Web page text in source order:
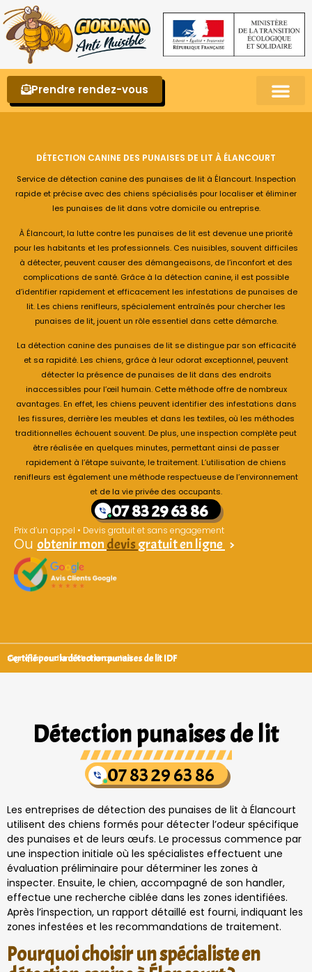
Prendre rendez-vous
DÉTECTION CANINE DES PUNAISES DE LIT À ÉLANCOURT
Service de détection canine des punaises de lit à Élancourt. Inspection
rapide et précise avec des chiens spécialisés pour localiser et éliminer
les punaises de lit dans votre domicile ou entreprise.
À Élancourt, la lutte contre les punaises de lit est devenue une priorité
pour les habitants et les professionnels. Ces nuisibles, souvent difficiles
à détecter, peuvent causer des démangeaisons, de l’inconfort et des
complications de santé. Grâce à la détection canine, il est possible
d’identifier rapidement et efficacement les infestations de punaises de
lit. Les chiens renifleurs, spécialement entraînés pour chercher les
punaises de lit, jouent un rôle essentiel dans cette démarche.
La détection canine des punaises de lit se distingue par son efficacité
et sa rapidité. Les chiens, grâce à leur odorat exceptionnel, peuvent
détecter la présence de punaises de lit dans des endroits
inaccessibles pour l’œil humain. Cette méthode offre de nombreux
avantages. En effet, les chiens peuvent identifier des infestations dans
les fissures, derrière les meubles et dans les textiles, où les méthodes
traditionnelles échouent souvent. De plus, une inspection complète peut
être réalisée en quelques minutes, permettant ainsi de passer
rapidement à l’étape suivante, le traitement. L’utilisation de chiens
renifleurs est également une méthode respectueuse de l’environnement
et de la vie privée des occupants.
07 83 29 63 86
Prix d’un appel • Devis gratuit et sans engagement
Ou obtenir mon devis gratuit en ligne >
Certifié pour la détection punaises de lit IDF
Signataires d’une charte qualité
Détection punaises de lit
07 83 29 63 86
Les entreprises de détection des punaises de lit à Élancourt
utilisent des chiens formés pour détecter l’odeur spécifique
des punaises et de leurs œufs. Le processus commence par
une inspection initiale où les spécialistes effectuent une
évaluation préliminaire pour déterminer les zones à
inspecter. Ensuite, le chien, accompagné de son handler,
effectue une recherche ciblée dans les zones identifiées.
Après l’inspection, un rapport détaillé est fourni, indiquant les
zones infestées et les recommandations de traitement.
Pourquoi choisir un spécialiste en